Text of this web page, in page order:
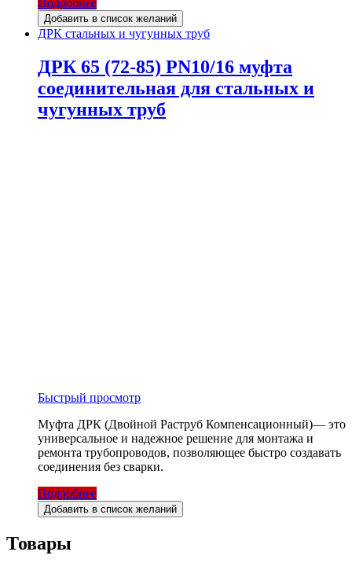
Подробнее
Добавить в список желаний
ДРК стальных и чугунных труб
ДРК 65 (72-85) PN10/16 муфта
соединительная для стальных и
чугунных труб
Быстрый просмотр
Муфта ДРК (Двойной Раструб Компенсационный)— это
универсальное и надежное решение для монтажа и
ремонта трубопроводов, позволяющее быстро создавать
соединения без сварки.
Подробнее
Добавить в список желаний
Товары